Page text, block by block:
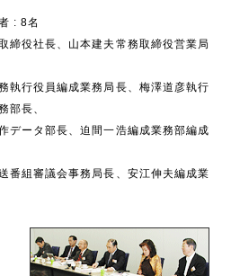
: 8名
締役社長、山本建夫常務取締役営業局
執行役員編成業務局長、梅澤道彦執行
部長、
データ部長、迫間一浩編成業務部編成
番組審議会事務局長、安江伸夫編成業